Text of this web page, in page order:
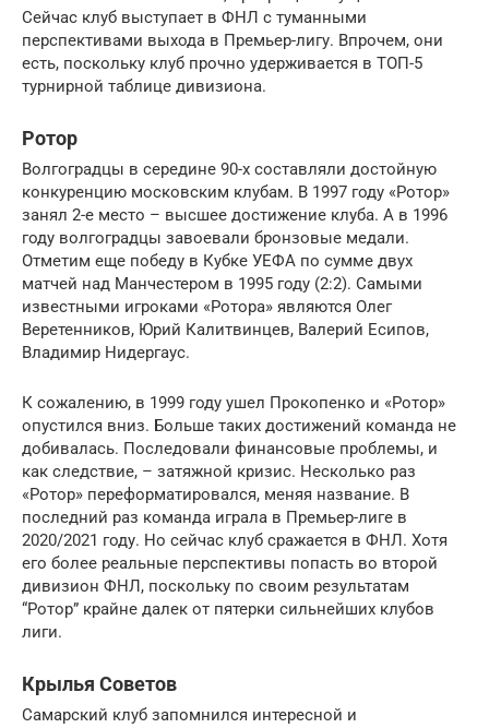
Сейчас клуб выступает в ФНЛ с туманными
перспективами выхода в Премьер-лигу. Впрочем, они
есть, поскольку клуб прочно удерживается в ТОП-5
турнирной таблице дивизиона.
Ротор
Волгоградцы в середине 90-х составляли достойную
конкуренцию московским клубам. В 1997 году «Ротор»
занял 2-е место – высшее достижение клуба. А в 1996
году волгоградцы завоевали бронзовые медали.
Отметим еще победу в Кубке УЕФА по сумме двух
матчей над Манчестером в 1995 году (2:2). Самыми
известными игроками «Ротора» являются Олег
Веретенников, Юрий Калитвинцев, Валерий Есипов,
Владимир Нидергаус.
К сожалению, в 1999 году ушел Прокопенко и «Ротор»
опустился вниз. Больше таких достижений команда не
добивалась. Последовали финансовые проблемы, и
как следствие, – затяжной кризис. Несколько раз
«Ротор» переформатировался, меняя название. В
последний раз команда играла в Премьер-лиге в
2020/2021 году. Но сейчас клуб сражается в ФНЛ. Хотя
его более реальные перспективы попасть во второй
дивизион ФНЛ, поскольку по своим результатам
“Ротор” крайне далек от пятерки сильнейших клубов
лиги.
Крылья Советов
Самарский клуб запомнился интересной и